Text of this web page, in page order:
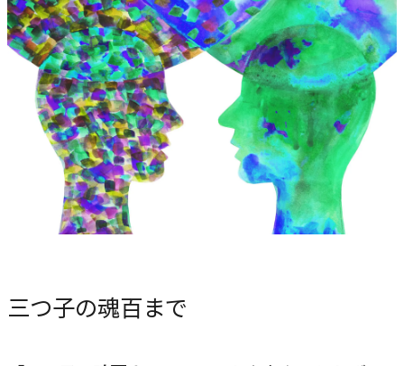
マーケティング支援
→
専門性で戦略をかたちにする
人と​組織の​価値共創支援
→
中期経営計画から人事を設計する
実行エンジン
サービス
解決を支援します。
三つ子の魂百まで